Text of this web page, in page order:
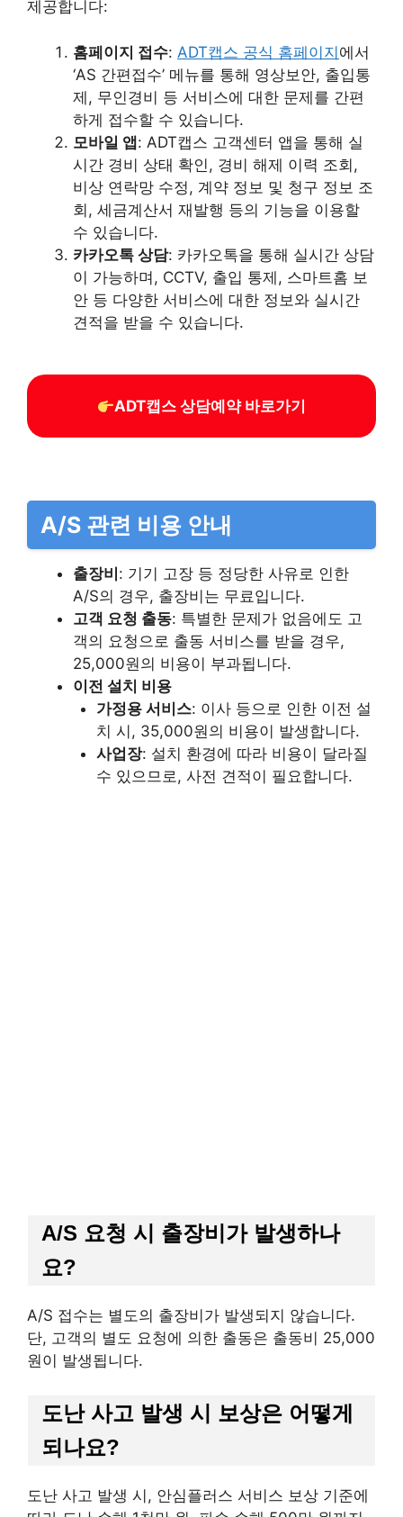
제공합니다:
홈페이지 접수: ADT캡스 공식 홈페이지에서
‘AS 간편접수’ 메뉴를 통해 영상보안, 출입통
제, 무인경비 등 서비스에 대한 문제를 간편
하게 접수할 수 있습니다.
모바일 앱: ADT캡스 고객센터 앱을 통해 실
시간 경비 상태 확인, 경비 해제 이력 조회,
비상 연락망 수정, 계약 정보 및 청구 정보 조
회, 세금계산서 재발행 등의 기능을 이용할
수 있습니다.
카카오톡 상담: 카카오톡을 통해 실시간 상담
이 가능하며, CCTV, 출입 통제, 스마트홈 보
안 등 다양한 서비스에 대한 정보와 실시간
견적을 받을 수 있습니다.
ADT캡스 상담예약 바로가기
A/S 관련 비용 안내
출장비 : 기기 고장 등 정당한 사유로 인한
A/S의 경우, 출장비는 무료입니다.
고객 요청 출동: 특별한 문제가 없음에도 고
객의 요청으로 출동 서비스를 받을 경우,
25,000원의 비용이 부과됩니다.
이전 설치 비용
가정용 서비스: 이사 등으로 인한 이전 설
치 시, 35,000원의 비용이 발생합니다.
사업장: 설치 환경에 따라 비용이 달라질
수 있으므로, 사전 견적이 필요합니다.
A/S 요청 시 출장비가 발생하나
요?
A/S 접수는 별도의 출장비가 발생되지 않습니다.
단, 고객의 별도 요청에 의한 출동은 출동비 25,000
원이 발생됩니다.
도난 사고 발생 시 보상은 어떻게
되나요?
도난 사고 발생 시, 안심플러스 서비스 보상 기준에